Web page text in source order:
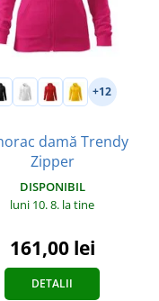
+12
damă Trendy
Zipper
DISPONIBIL
luni 10. 8. la tine
161,00 lei
DETALII